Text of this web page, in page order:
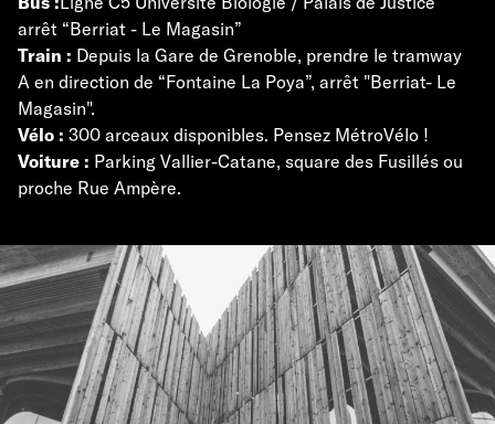
arrêt “Berriat - Le Magasin”
Train : Depuis la Gare de Grenoble, prendre le tramway
A en direction de “Fontaine La Poya”, arrêt "Berriat- Le
Magasin".
Vélo : 300 arceaux disponibles. Pensez MétroVélo !
Voiture : Parking Vallier-Catane, square des Fusillés ou
proche Rue Ampère.